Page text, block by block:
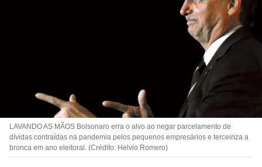
LAVANDO AS MÃOS Bolsonaro erra o alvo ao negar parcelamento de
dívidas contraídas na pandemia pelos pequenos empresários e terceiriza a
bronca em ano eleitoral. (Crédito: Helvio Romero)